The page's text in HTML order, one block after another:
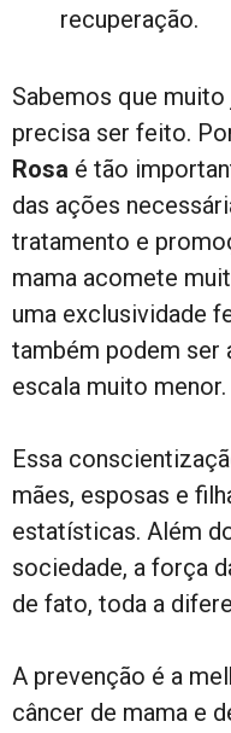
recuperação.
Sabemos que
precisa ser feito.
Rosa é tão
das ações
tratamento e
mama acomete
uma exclusividade
também podem ser
escala muito menor.
Essa
mães, esposas e
estatísticas. Além
sociedade, a força
de fato, toda a
A prevenção é a
câncer de mama e